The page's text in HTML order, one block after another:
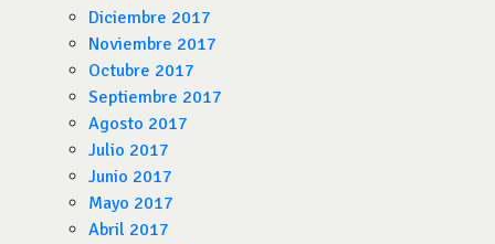
Diciembre 2017
Noviembre 2017
Octubre 2017
Septiembre 2017
Agosto 2017
Julio 2017
Junio 2017
Mayo 2017
Abril 2017